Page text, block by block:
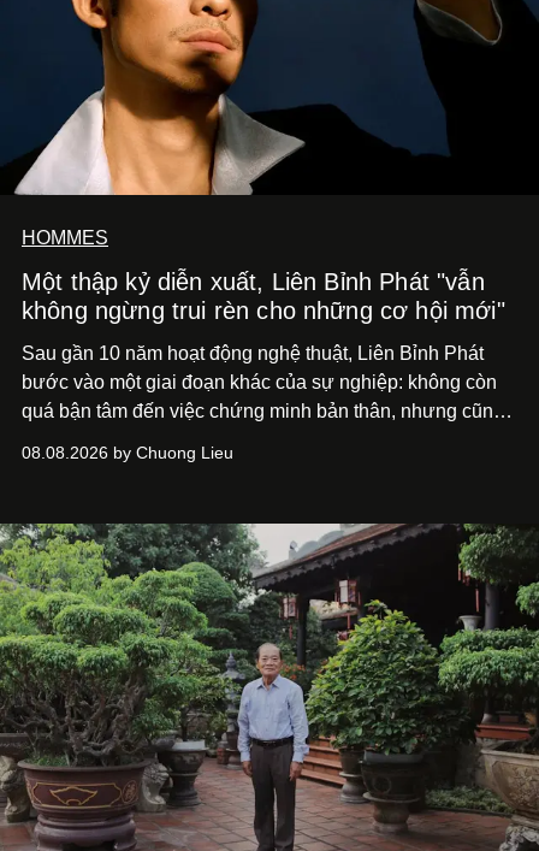
HOMMES
Một thập kỷ diễn xuất, Liên Bỉnh Phát "vẫn
không ngừng trui rèn cho những cơ hội mới"
Sau gần 10 năm hoạt động nghệ thuật, Liên Bỉnh Phát
bước vào một giai đoạn khác của sự nghiệp: không còn
quá bận tâm đến việc chứng minh bản thân, nhưng cũng
phim điện ảnh trong nửa đầu 2026 đến hành trình trở lại
bằng một tâm thế điềm tĩnh hơn. Anh tiếp tục học hỏi, trau
dồi và chờ đợi những vai diễn đủ sức đưa mình đến
những vùng đất mới. Ở tuổi ngoài 30, điều anh theo đuổi
không phải những đích đến quá lớn, mà là khả năng luôn
tiến về phía trước.
08.08.2026 by Chuong Lieu